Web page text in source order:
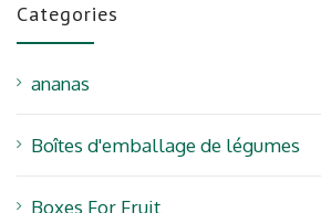
Categories
ananas
Boîtes d'emballage de légumes
Boxes For Fruit